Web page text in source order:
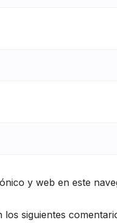
y web en este
siguientes